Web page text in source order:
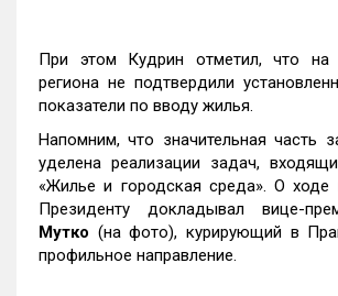
При этом Кудрин отметил, что
региона не подтвердили
показатели по вводу жилья.
Напомним, что значительная часть
уделена реализации задач,
«Жилье и городская среда». О ходе
Президенту докладывал вице-
Мутко (на фото), курирующий в
профильное направление.